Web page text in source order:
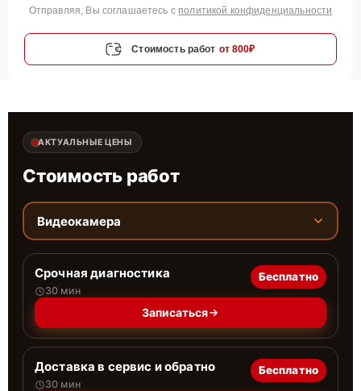
Отправляя, Вы соглашаетесь с политикой конфиденциальности
Стоимость работ от 800₽
АКТУАЛЬНЫЕ ЦЕНЫ
Стоимость работ
Видеокамера
Срочная диагностика
30 мин
Бесплатно
Записаться
Доставка в сервис и обратно
30 мин
Бесплатно